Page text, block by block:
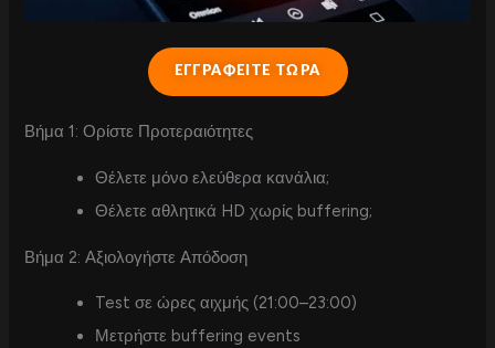
ΕΓΓΡΑΦΕΙΤΕ ΤΩΡΑ
Βήμα 1: Ορίστε Προτεραιότητες
Θέλετε μόνο ελεύθερα κανάλια;
Θέλετε αθλητικά HD χωρίς buffering;
Βήμα 2: Αξιολογήστε Απόδοση
Test σε ώρες αιχμής (21:00–23:00)
Μετρήστε buffering events